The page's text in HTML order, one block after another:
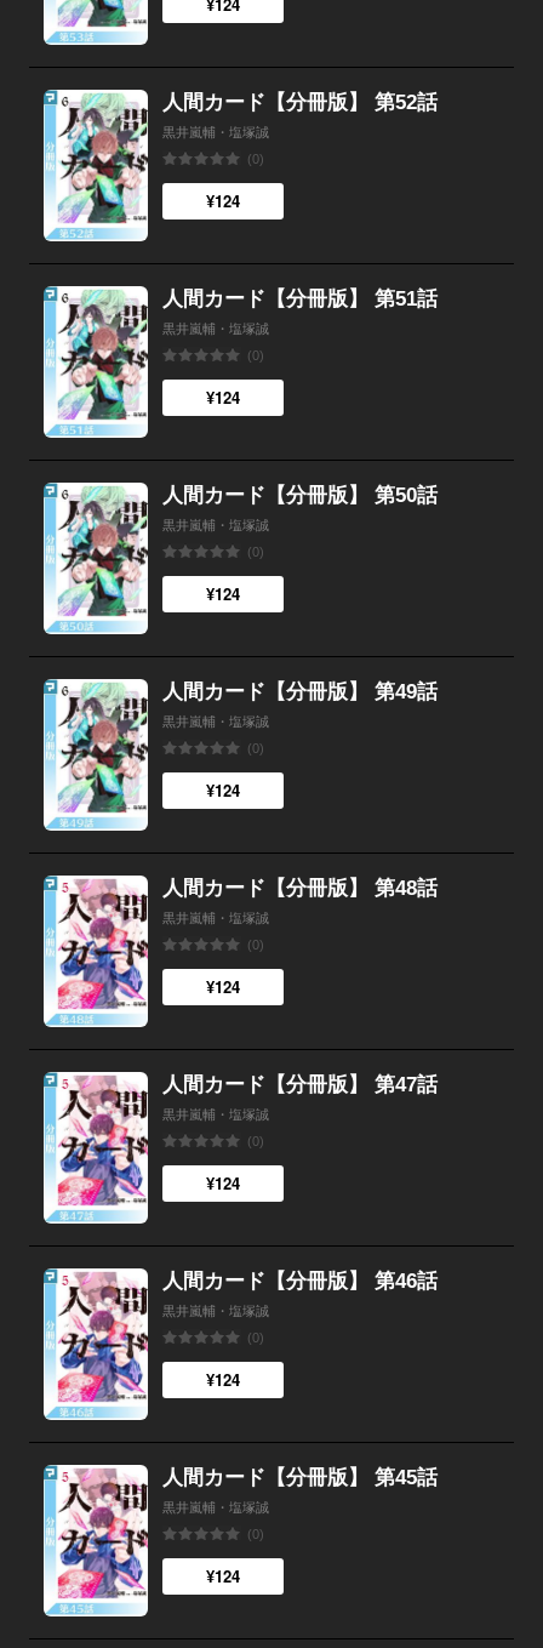
人間カード【分冊版】 第52話
黒井嵐輔・塩塚誠
(0)
¥124
人間カード【分冊版】 第51話
黒井嵐輔・塩塚誠
(0)
¥124
人間カード【分冊版】 第50話
黒井嵐輔・塩塚誠
(0)
¥124
人間カード【分冊版】 第49話
黒井嵐輔・塩塚誠
(0)
¥124
人間カード【分冊版】 第48話
黒井嵐輔・塩塚誠
(0)
¥124
人間カード【分冊版】 第47話
黒井嵐輔・塩塚誠
(0)
¥124
人間カード【分冊版】 第46話
黒井嵐輔・塩塚誠
(0)
¥124
人間カード【分冊版】 第45話
黒井嵐輔・塩塚誠
(0)
¥124